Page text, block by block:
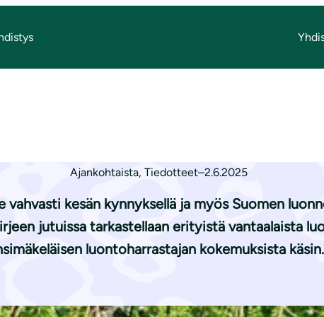
2025 on lähetetty jäsenille!
2025 on
Ajankohtaista, Tiedotteet–2.6.2025
vahvasti kesän kynnyksellä ja myös Suomen
jutuissa tarkastellaan erityistä vantaalaista
luontoharrastajan kokemuksista